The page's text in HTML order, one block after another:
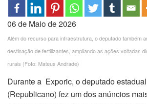
06 de Maio de 2026
Além do recurso para infraestrutura, o deputado também
destinação de fertilizantes, ampliando as ações voltadas
rurais (Foto: Mateus Andrade)
Durante a Exporic, o deputado
(Republicano) fez um dos anúncios